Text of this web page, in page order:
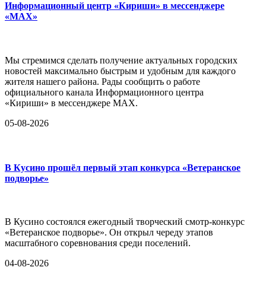
Информационный центр «Кириши» в мессенджере
«MAX»
Мы стремимся сделать получение актуальных городских
новостей максимально быстрым и удобным для каждого
жителя нашего района. Рады сообщить о работе
официального канала Информационного центра
«Кириши» в мессенджере MAX.
05-08-2026
В Кусино прошёл первый этап конкурса «Ветеранское
подворье»
В Кусино состоялся ежегодный творческий смотр-конкурс
«Ветеранское подворье». Он открыл череду этапов
масштабного соревнования среди поселений.
04-08-2026